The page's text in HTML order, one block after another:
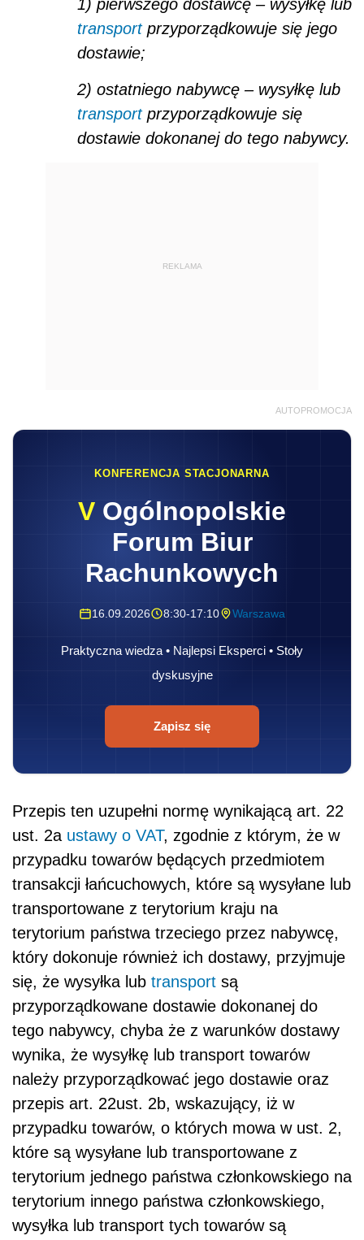
1) pierwszego dostawcę – wysyłkę lub
transportprzyporządkowuje się jego
dostawie;
2) ostatniego nabywcę – wysyłkę lub
transportprzyporządkowuje się
dostawie dokonanej do tego nabywcy.
REKLAMA
AUTOPROMOCJA
KONFERENCJA STACJONARNA
V Ogólnopolskie
Forum Biur
Rachunkowych
16.09.2026 8:30-17:10 Warszawa
Praktyczna wiedza • Najlepsi Eksperci • Stoły
dyskusyjne
Zapisz się
Przepis ten uzupełni normę wynikającą art. 22
ust. 2a ustawy o VAT, zgodnie z którym, że w
przypadku towarów będących przedmiotem
transakcji łańcuchowych, które są wysyłane lub
transportowane z terytorium kraju na
terytorium państwa trzeciego przez nabywcę,
który dokonuje również ich dostawy, przyjmuje
się, że wysyłka lub transport są
przyporządkowane dostawie dokonanej do
tego nabywcy, chyba że z warunków dostawy
wynika, że wysyłkę lub transport towarów
należy przyporządkować jego dostawie oraz
przepis art. 22ust. 2b, wskazujący, iż w
przypadku towarów, o których mowa w ust. 2,
które są wysyłane lub transportowane z
terytorium jednego państwa członkowskiego na
terytorium innego państwa członkowskiego,
wysyłka lub transport tych towarów są